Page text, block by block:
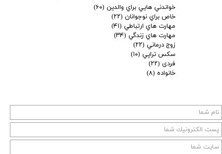
خواندني هايي براي والدين (۶۰)
خاص براي نوجوانان (۲۲)
مهارت هاي ارتباطي (۴۱)
مهارت هاي زندگي (۳۴)
زوج درماني (۲۲)
سكس تراپي (۱۰)
فردی (۲۲)
خانواده (۸)